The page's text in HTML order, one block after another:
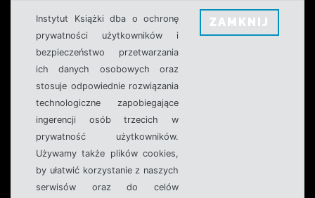
Instytut Książki dba o ochronę
prywatności użytkowników i
bezpieczeństwo przetwarzania
ich danych osobowych oraz
stosuje odpowiednie rozwiązania
technologiczne zapobiegające
ingerencji osób trzecich w
prywatność użytkowników.
Używamy także plików cookies,
by ułatwić korzystanie z naszych
serwisów oraz do celów
ZAMKNIJ